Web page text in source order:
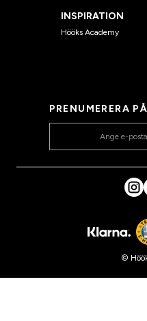
INSPIRATION
Hööks Academy
PRENUMERERA
©